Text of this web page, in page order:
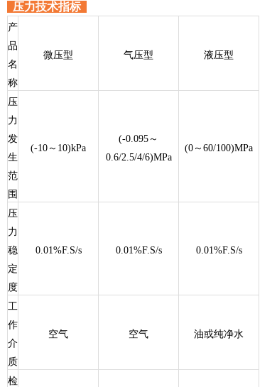
压力技术指标
产
品
名
称
微压型 气压型 液压型
压
力
发
生
范
围
(-10～10)kPa
(-0.095～
0.6/2.5/4/6)MPa
(0～60/100)MPa
压
力
稳
定
度
0.01%F.S/s 0.01%F.S/s 0.01%F.S/s
工
作
介
质
空气 空气 油或纯净水
检